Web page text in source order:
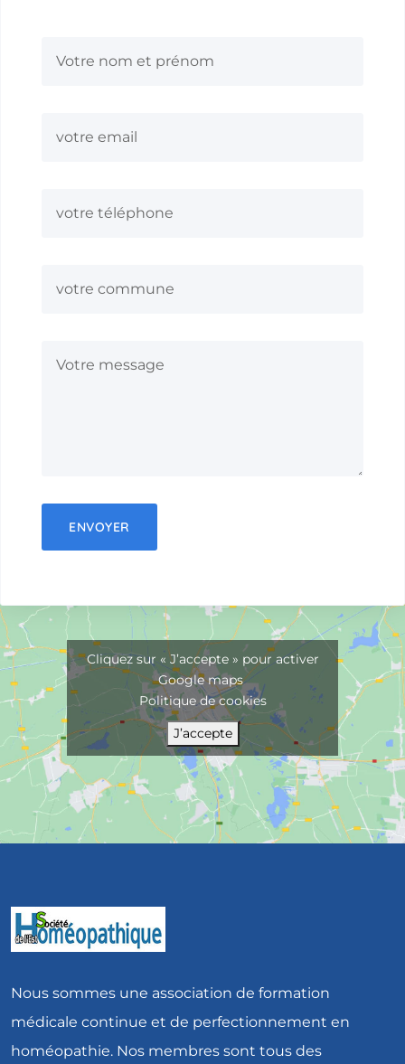
Cliquez sur « J’accepte » pour activer
Google maps
Politique de cookies
J’accepte
Nous sommes une association de formation
médicale continue et de perfectionnement en
homéopathie. Nos membres sont tous des